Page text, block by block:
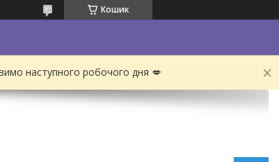
Кошик
наступного робочого дня 💋